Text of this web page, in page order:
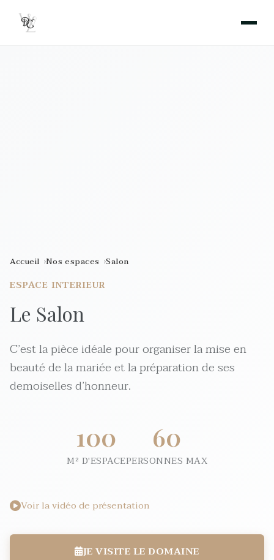
Accueil Nos espaces Salon
ESPACE INTERIEUR
Le Salon
C’est la pièce idéale pour organiser la mise en
beauté de la mariée et la préparation de ses
demoiselles d’honneur.
100
M² D'ESPACE
60
PERSONNES MAX
Voir la vidéo de présentation
JE VISITE LE DOMAINE